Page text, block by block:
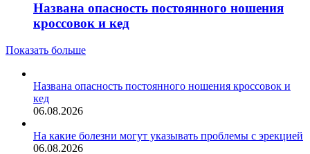
Названа опасность постоянного ношения
кроссовок и кед
Показать больше
Названа опасность постоянного ношения кроссовок и
кед
06.08.2026
На какие болезни могут указывать проблемы с эрекцией
06.08.2026